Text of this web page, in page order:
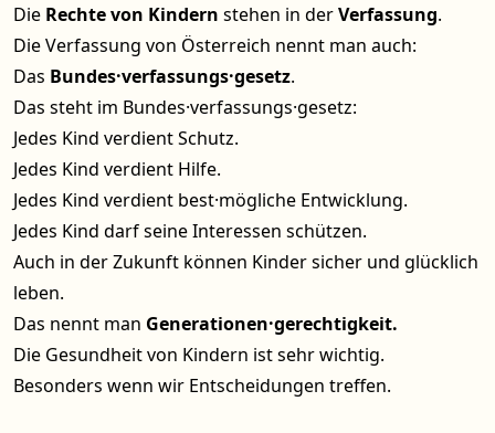
Die Rechte von Kindern stehen in derVerfassung.
Die Verfassung von Österreich nennt man auch:
Das Bundes·verfassungs·gesetz.
Das steht im Bundes·verfassungs·gesetz:
Jedes Kind verdient Schutz.
Jedes Kind verdient Hilfe.
Jedes Kind verdient best·mögliche Entwicklung.
Jedes Kind darf seine Interessen schützen.
Auch in der Zukunft können Kinder sicher und glücklich
leben.
Das nennt man Generationen·gerechtigkeit.
Die Gesundheit von Kindern ist sehr wichtig.
Besonders wenn wir Entscheidungen treffen.